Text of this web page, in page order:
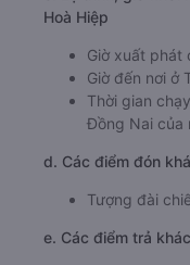
Hoà Hiệp
Giờ xuất phát
Giờ đến nơi ở
Thời gian
Đồng Nai của
d. Các điểm đón
Tượng đài
e. Các điểm trả